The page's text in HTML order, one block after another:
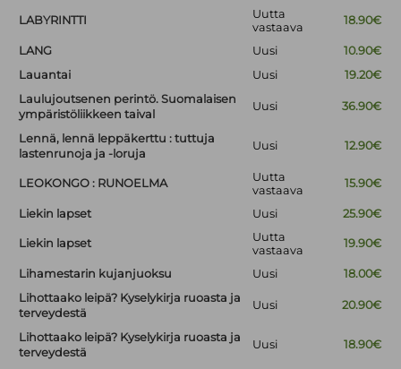
LABYRINTTI
Uutta
vastaava
18.90€
LANG Uusi
10.90€
Lauantai
Uusi
19.20€
Laulujoutsenen perintö. Suomalaisen
ympäristöliikkeen taival
Uusi 36.90€
Lennä, lennä leppäkerttu : tuttuja
lastenrunoja ja -loruja
Uusi 12.90€
LEOKONGO : RUNOELMA
Uutta
vastaava
15.90€
Liekin lapset Uusi 25.90€
Liekin lapset
Uutta
vastaava
19.90€
Lihamestarin kujanjuoksu Uusi
18.00€
Lihottaako leipä? Kyselykirja ruoasta ja
terveydestä
Uusi 20.90€
Lihottaako leipä? Kyselykirja ruoasta ja
terveydestä
Uusi 18.90€